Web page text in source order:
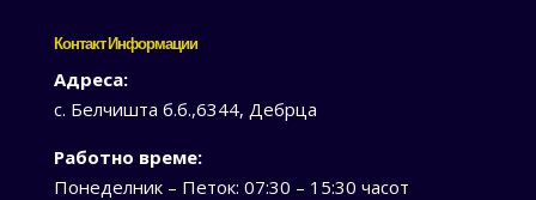
Контакт Информации
Адреса:
с. Белчишта б.б.,6344, Дебрца
Работно време:
Понеделник – Петок: 07:30 – 15:30 часот